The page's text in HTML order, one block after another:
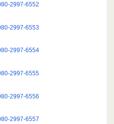
2997-6552
2997-6553
2997-6554
2997-6555
2997-6556
2997-6557